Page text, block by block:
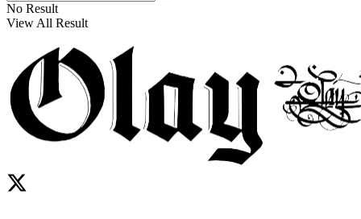
No Result
View All Result